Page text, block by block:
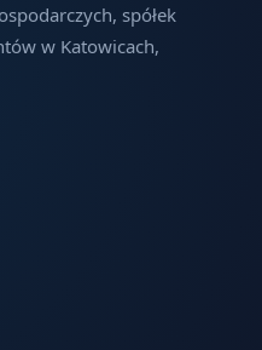
spółek
w Katowicach,